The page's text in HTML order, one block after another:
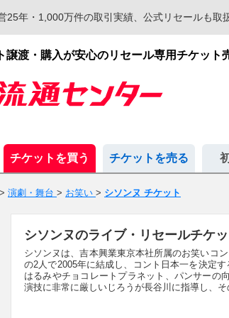
25年・1,000万件の取引実績、公式リセールも取
譲渡・購入が安心のリセール専用チケット
チケットを買う チケットを売る
> 演劇・舞台 > お笑い > シソンヌ チケット
シソンヌのライブ・リセールチケ
シソンヌは、吉本興業東京本社所属のお笑いコ
の2人で2005年に結成し、コント日本一を決定
はるみやチョコレートプラネット、パンサーの
演技に非常に厳しいじろうが長谷川に指導し、